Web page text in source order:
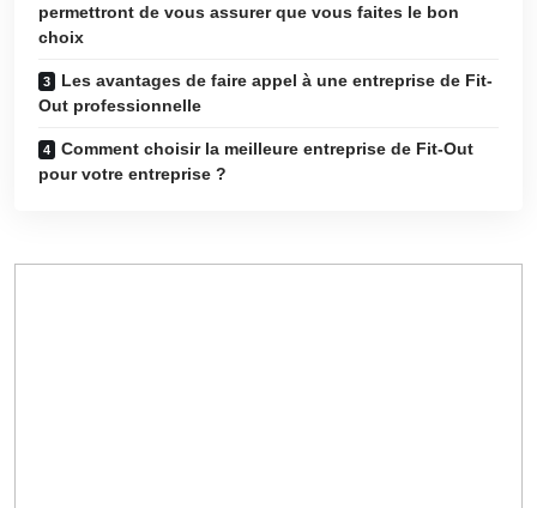
permettront de vous assurer que vous faites le bon
choix
Les avantages de faire appel à une entreprise de Fit-
Out professionnelle
Comment choisir la meilleure entreprise de Fit-Out
pour votre entreprise ?